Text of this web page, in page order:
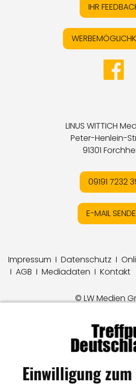
IHR
LINUS WITTICH
Peter-Henlein-
91301
09191 7232
E-MAIL
Impressum I Datenschutz I
I AGB I Mediadaten I Kontakt
© LW Medien
Einwilligung